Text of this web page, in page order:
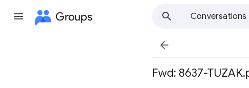
Groups
Conversations

Fwd: 8637-